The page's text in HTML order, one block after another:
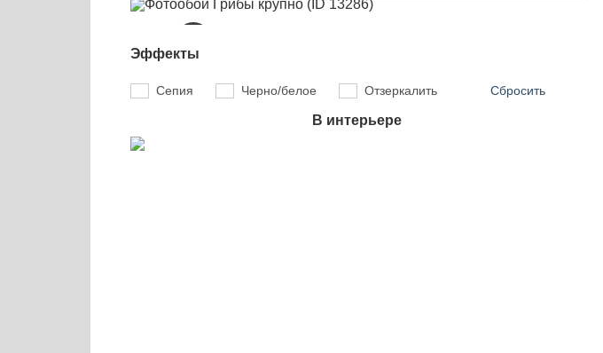
Эффекты
Сепия Черно/белое Отзеркалить Сбросить
В интерьере